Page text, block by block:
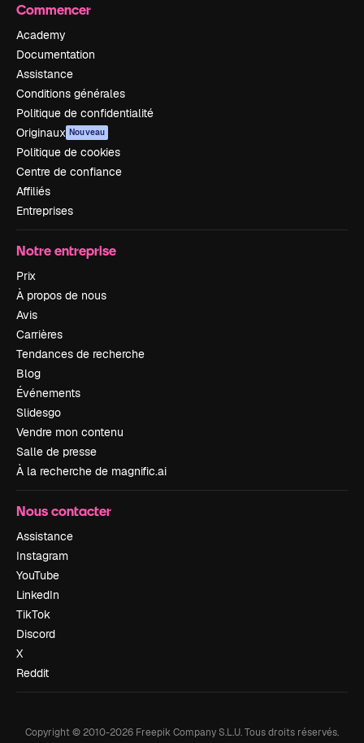
Commencer
Academy
Documentation
Assistance
Conditions générales
Politique de confidentialité
Originaux Nouveau
Politique de cookies
Centre de confiance
Affiliés
Entreprises
Notre entreprise
Prix
À propos de nous
Avis
Carrières
Tendances de recherche
Blog
Événements
Slidesgo
Vendre mon contenu
Salle de presse
À la recherche de magnific.ai
Nous contacter
Assistance
Instagram
YouTube
LinkedIn
TikTok
Discord
X
Reddit
Copyright © 2010-2026 Freepik Company S.L.U.Tous droits réservés.